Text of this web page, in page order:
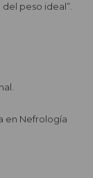
peso ideal”.
en Nefrología